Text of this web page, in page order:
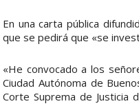
En una carta pública
que se pedirá que «se
«He convocado a los
Ciudad Autónoma de
Corte Suprema de Justicia